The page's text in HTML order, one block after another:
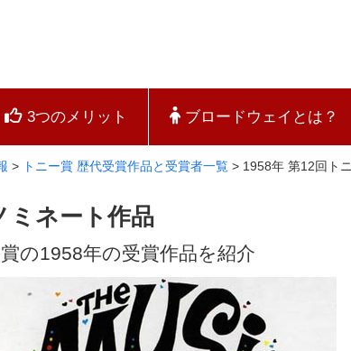
3つのメリット ブロードウェイとは？
> トニー賞 歴代受賞作品と受賞者一覧 > 1958年 第12回ト
ミネート作品
の1958年の受賞作品を紹介